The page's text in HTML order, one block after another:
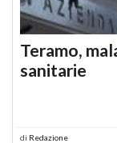
Teramo,
sanitarie
di Redazione